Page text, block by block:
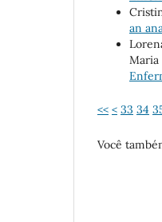
an
Maria
<< < 33 34
Você